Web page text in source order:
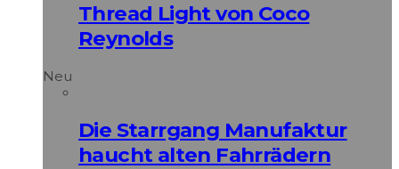
Thread Light von Coco
Reynolds
Neu
Die Starrgang Manufaktur
haucht alten Fahrrädern